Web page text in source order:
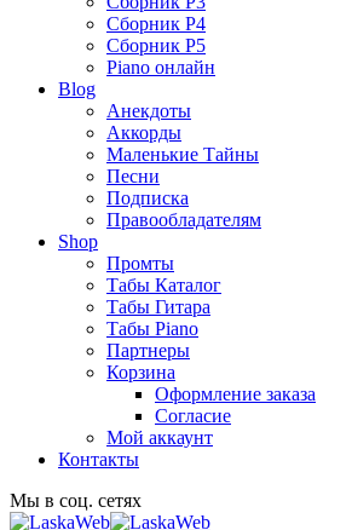
Сборник P4
Сборник P5
Piano онлайн
Blog
Анекдоты
Аккорды
Маленькие Тайны
Песни
Подписка
Правообладателям
Shop
Промты
Табы Каталог
Табы Гитара
Табы Piano
Партнеры
Корзина
Оформление заказа
Согласие
Мой аккаунт
Контакты
Мы в соц. сетях